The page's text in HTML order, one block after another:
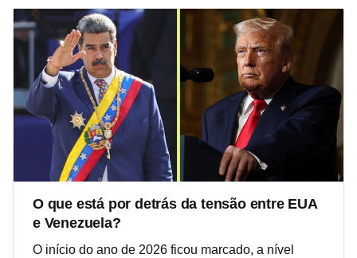
O que está por detrás da tensão entre EUA
e Venezuela?
O início do ano de 2026 ficou marcado, a nível